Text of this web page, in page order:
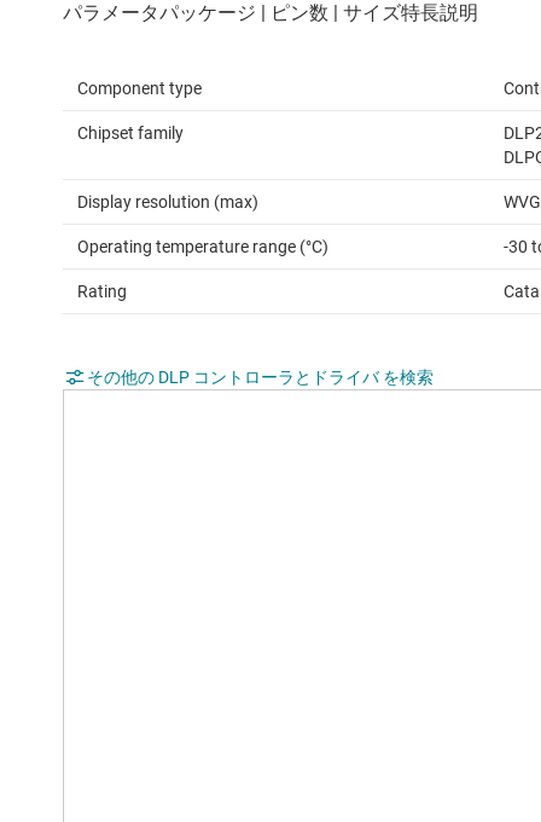
Component type
Chipset family
Display resolution (max)
Operating temperature range (°C) -30
Rating
その他の DLP コントローラとドライバ を検索